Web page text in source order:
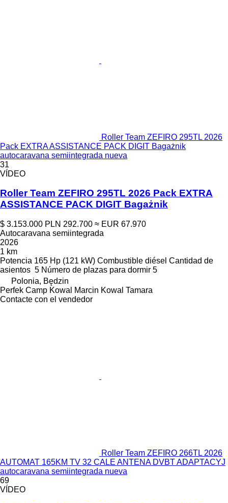
Roller Team ZEFIRO 295TL 2026
Pack EXTRA ASSISTANCE PACK DIGIT Bagażnik
autocaravana semiintegrada nueva
31
VÍDEO
Roller Team ZEFIRO 295TL 2026 Pack EXTRA
ASSISTANCE PACK DIGIT Bagażnik
$ 3.153.000 PLN 292.700 ≈ EUR 67.970
Autocaravana semiintegrada
2026
1 km
Potencia 165 Hp (121 kW) Combustible diésel Cantidad de
asientos 5 Número de plazas para dormir 5
Polonia, Będzin
Perfek Camp Kowal Marcin Kowal Tamara
Contacte con el vendedor
Roller Team ZEFIRO 266TL 2026
AUTOMAT 165KM TV 32 CALE ANTENA DVBT ADAPTACYJ
autocaravana semiintegrada nueva
69
VÍDEO